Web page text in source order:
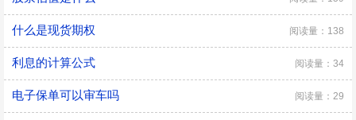
什么是现货期权 阅读量：138
利息的计算公式 阅读量：34
电子保单可以审车吗 阅读量：29